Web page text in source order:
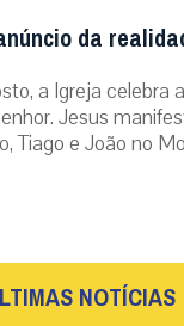
da
a Igreja celebra
Jesus
Tiago e João no
NOTÍCIAS